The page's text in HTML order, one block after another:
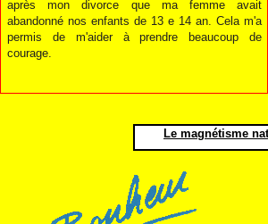
après mon divorce que ma femme avait
abandonné nos enfants de 13 e 14 an. Cela m'a
permis de m'aider à prendre beaucoup de
courage.
Le magnétisme